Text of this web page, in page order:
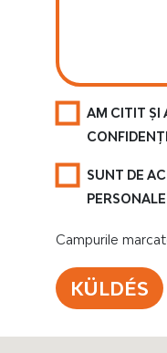
AM CITIT ȘI
SUNT DE
PERSONALE
Campurile
KÜLDÉS